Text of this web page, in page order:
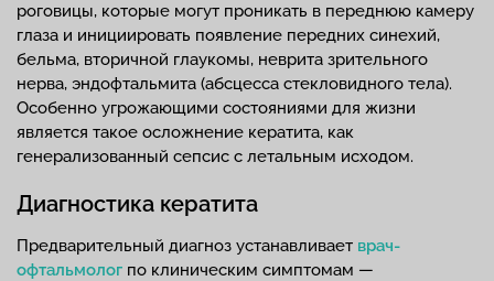
роговицы, которые могут проникать в переднюю камеру
глаза и инициировать появление передних синехий,
бельма, вторичной глаукомы, неврита зрительного
нерва, эндофтальмита (абсцесса стекловидного тела).
Особенно угрожающими состояниями для жизни
является такое осложнение кератита, как
генерализованный сепсис с летальным исходом.
Диагностика кератита
Предварительный диагноз устанавливает врач-
офтальмолог по клиническим симптомам —